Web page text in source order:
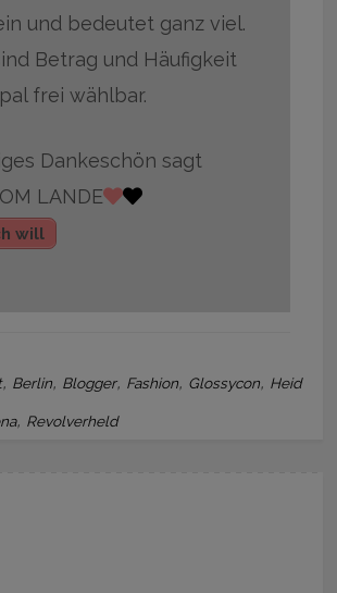
und bedeutet ganz viel.
Betrag und Häufigkeit
frei wählbar.
Dankeschön sagt
LANDE
will
, Berlin, Blogger, Fashion, Glossycon, Heid
, Revolverheld